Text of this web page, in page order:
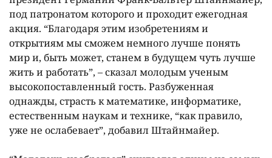
под патронатом которого и проходит ежегодная
акция. “Благодаря этим изобретениям и
открытиям мы сможем немного лучше понять
мир и, быть может, станем в будущем чуть лучше
жить и работать”, – сказал молодым ученым
высокопоставленный гость. Разбуженная
однажды, страсть к математике, информатике,
естественным наукам и технике, “как правило,
уже не ослабевает”, добавил Штайнмайер.